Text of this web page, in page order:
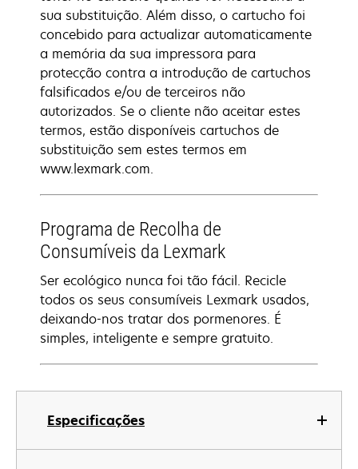
Especificações
sua substituição. Além disso, o cartucho foi
concebido para actualizar automaticamente
a memória da sua impressora para
protecção contra a introdução de cartuchos
falsificados e/ou de terceiros não
autorizados. Se o cliente não aceitar estes
termos, estão disponíveis cartuchos de
substituição sem estes termos em
www.lexmark.com.
Programa de Recolha de
Consumíveis da Lexmark
Ser ecológico nunca foi tão fácil. Recicle
todos os seus consumíveis Lexmark usados,
deixando-nos tratar dos pormenores. É
simples, inteligente e sempre gratuito.